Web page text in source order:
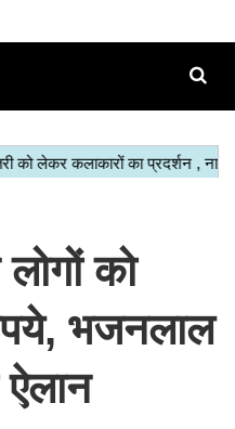
को
भजनलाल